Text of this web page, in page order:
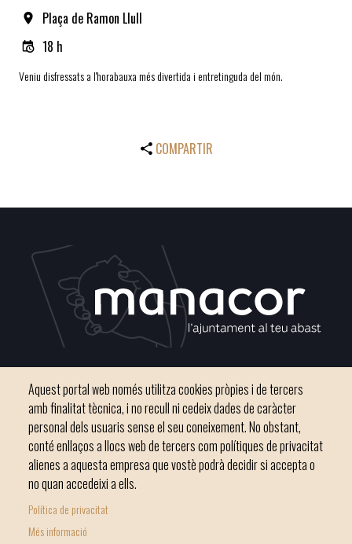
Plaça de Ramon Llull
18 h
Veniu disfressats a l'horabauxa més divertida i entretinguda del món.
COMPARTIR
Footer
Inici Ajuntament El nostre municipi
Telèfon 971 84 91 00 - CIF: P0703300D
Aquest portal web només utilitza cookies pròpies i de tercers
amb finalitat tècnica, i no recull ni cedeix dades de caràcter
personal dels usuaris sense el seu coneixement. No obstant,
conté enllaços a llocs web de tercers com polítiques de privacitat
alienes a aquesta empresa que vostè podrà decidir si accepta o
no quan accedeixi a ells.
Política de privacitat
Més informació